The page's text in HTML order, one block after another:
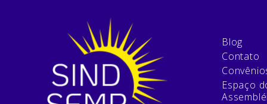
Blog
Contato
Espaço